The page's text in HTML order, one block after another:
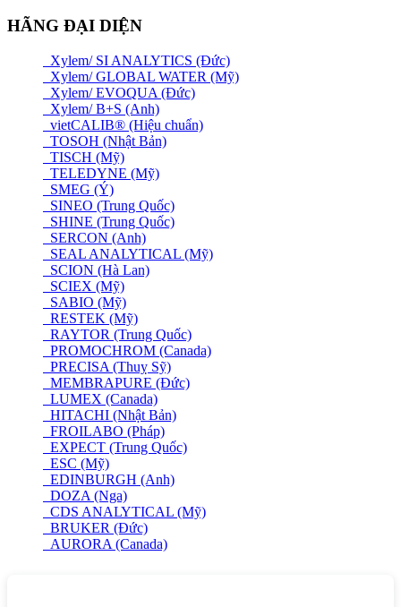
HÃNG ĐẠI DIỆN
Xylem/ SI ANALYTICS (Đức)
Xylem/ GLOBAL WATER (Mỹ)
Xylem/ EVOQUA (Đức)
Xylem/ B+S (Anh)
vietCALIB® (Hiệu chuẩn)
TOSOH (Nhật Bản)
TISCH (Mỹ)
TELEDYNE (Mỹ)
SMEG (Ý)
SINEO (Trung Quốc)
SHINE (Trung Quốc)
SERCON (Anh)
SEAL ANALYTICAL (Mỹ)
SCION (Hà Lan)
SCIEX (Mỹ)
SABIO (Mỹ)
RESTEK (Mỹ)
RAYTOR (Trung Quốc)
PROMOCHROM (Canada)
PRECISA (Thuỵ Sỹ)
MEMBRAPURE (Đức)
LUMEX (Canada)
HITACHI (Nhật Bản)
FROILABO (Pháp)
EXPECT (Trung Quốc)
ESC (Mỹ)
EDINBURGH (Anh)
DOZA (Nga)
CDS ANALYTICAL (Mỹ)
BRUKER (Đức)
AURORA (Canada)